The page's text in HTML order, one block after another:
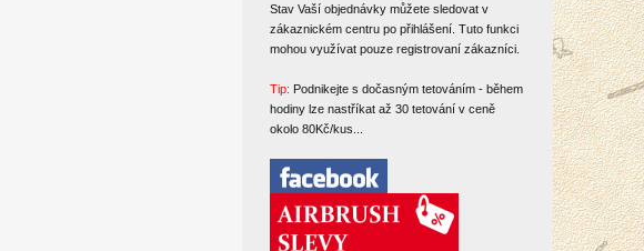
Stav Vaší objednávky můžete sledovat v
zákaznickém centru po přihlášení. Tuto funkci
mohou využívat pouze registrovaní zákazníci.
Tip: Podnikejte s dočasným tetováním - během
hodiny lze nastříkat až 30 tetování v ceně
okolo 80Kč/kus...